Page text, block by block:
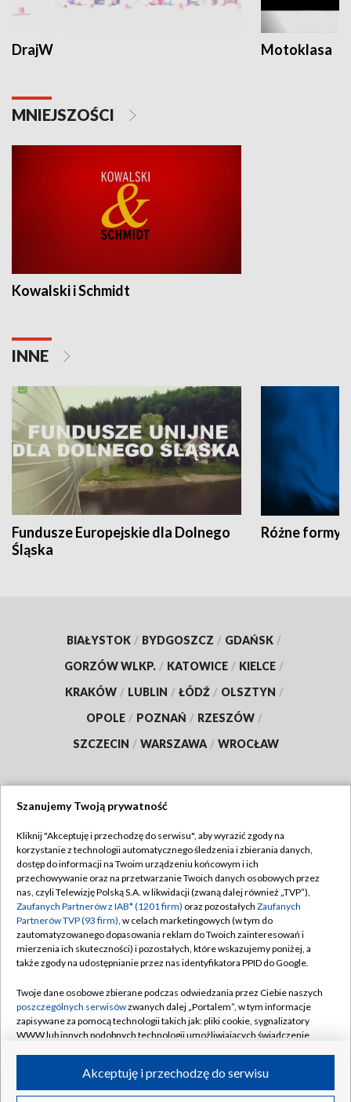
DrajW Motoklasa
MNIEJSZOŚCI
Kowalski i Schmidt
INNE
Fundusze Europejskie dla Dolnego
Śląska
Różne formy
BIAŁYSTOK / BYDGOSZCZ / GDAŃSK /
GORZÓW WLKP. / KATOWICE / KIELCE /
KRAKÓW / LUBLIN / ŁÓDŹ / OLSZTYN /
OPOLE / POZNAŃ / RZESZÓW /
SZCZECIN / WARSZAWA / WROCŁAW
TVP
Abonament TVP
Emisja w TVP
Centrum informacji TVP
Naziemna Telewizja Cyfrowa
Rada Programowa
System NOS
Informacje o nadawcy
Program dla prasy
Regulamin TVP
Polityka prywatności
Moje zgody
Pomoc
Kontakt
Kanały
©2026 Telewizja Polska S.A. w likwidacji
Szanujemy Twoją prywatność
Kliknij "Akceptuję i przechodzę do serwisu", aby wyrazić zgody na
korzystanie z technologii automatycznego śledzenia i zbierania danych,
dostęp do informacji na Twoim urządzeniu końcowym i ich
przechowywanie oraz na przetwarzanie Twoich danych osobowych przez
nas, czyli Telewizję Polską S.A. w likwidacji (zwaną dalej również „TVP”),
Zaufanych Partnerów z IAB* (1201 firm) oraz pozostałych Zaufanych
Partnerów TVP (93 firm), w celach marketingowych (w tym do
zautomatyzowanego dopasowania reklam do Twoich zainteresowań i
mierzenia ich skuteczności) i pozostałych, które wskazujemy poniżej, a
także zgody na udostępnianie przez nas identyfikatora PPID do Google.
Twoje dane osobowe zbierane podczas odwiedzania przez Ciebie naszych
poszczególnych serwisówzwanych dalej „Portalem”, w tym informacje
zapisywane za pomocą technologii takich jak: pliki cookie, sygnalizatory
WWW lub innych podobnych technologii umożliwiających świadczenie
ruchu w Internecie.Akceptuję i przechodzę do serwisu